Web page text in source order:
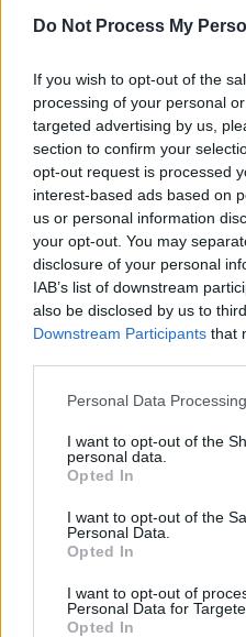
Do Not Process My
If you wish to opt-out of the
processing of your personal
targeted advertising by us,
section to confirm your
opt-out request is processed
interest-based ads based on
us or personal information
your opt-out. You may
disclosure of your personal
IAB’s list of downstream
also be disclosed by us to
Downstream Participants that
Personal Data
I want to opt-out of the
personal data.
Opted In
I want to opt-out of the
Personal Data.
Opted In
I want to opt-out of
Personal Data for
Opted In
Votre adresse e-mail ne sera
obligatoires sont indiqués
Test
Translation
Enregistrer mon nom,
navigateur pour mon prochain